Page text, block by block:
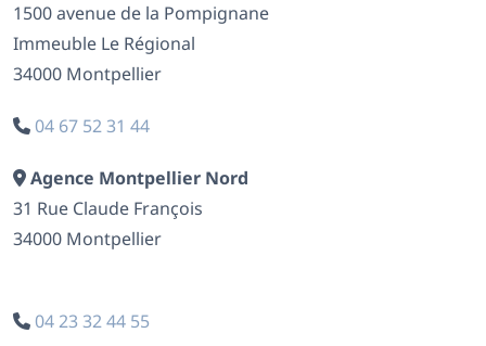
1500 avenue de la Pompignane
Immeuble Le Régional
34000 Montpellier
04 67 52 31 44
Agence Montpellier Nord
31 Rue Claude François
34000 Montpellier
04 23 32 44 55